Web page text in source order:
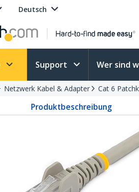
Deutsch
Support Wer sind
Netzwerk Kabel & Adapter Cat 6
Produktbeschreibung